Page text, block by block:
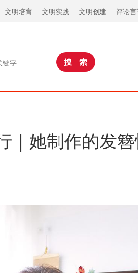
文明培育 文明实践 文明创建 评论
｜她制作的发